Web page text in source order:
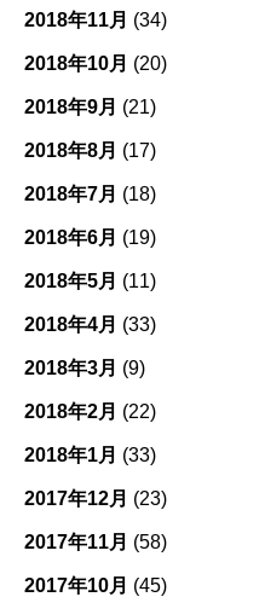
2018年11月 (34)
2018年10月 (20)
2018年9月 (21)
2018年8月 (17)
2018年7月 (18)
2018年6月 (19)
2018年5月 (11)
2018年4月 (33)
2018年3月 (9)
2018年2月 (22)
2018年1月 (33)
2017年12月 (23)
2017年11月 (58)
2017年10月 (45)